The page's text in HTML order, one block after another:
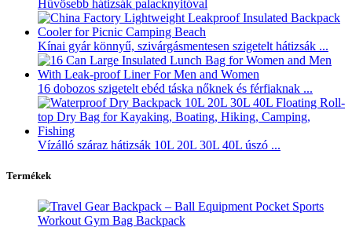
Hűvösebb hátizsák palacknyitóval
Kínai gyár könnyű, szivárgásmentesen szigetelt hátizsák ...
16 dobozos szigetelt ebéd táska nőknek és férfiaknak ...
Vízálló száraz hátizsák 10L 20L 30L 40L úszó ...
Termékek